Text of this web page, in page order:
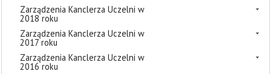
Zarządzenia Kanclerza Uczelni w
2018 roku
Zarządzenia Kanclerza Uczelni w
2017 roku
Zarządzenia Kanclerza Uczelni w
2016 roku